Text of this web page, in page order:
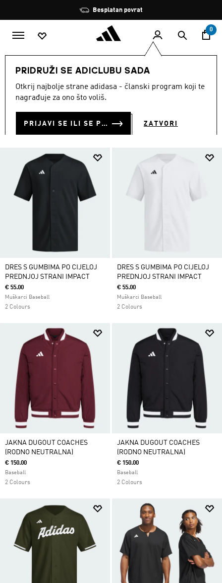
Zaustavi
rotaciju
Besplatan povrat
0
PRIDRUŽI SE ADICLUBU SADA
Otkrij najbolje strane adidasa - članski program koji te
nagrađuje za ono što voliš.
PRIJAVI SE ILI SE PRIDRUŽI SADA ZATVORI
SPORTOVI Ostali sportovi Softball
ODJEĆA
DRES S GUMBIMA PO CIJELOJ
PREDNJOJ STRANI IMPACT
€ 55.00
Muškarci Baseball
2 Colours
DRES S GUMBIMA PO CIJELOJ
PREDNJOJ STRANI IMPACT
€ 55.00
Muškarci Baseball
2 Colours
JAKNA DUGOUT COACHES
(RODNO NEUTRALNA)
€ 150.00
Baseball
2 Colours
JAKNA DUGOUT COACHES
(RODNO NEUTRALNA)
€ 150.00
Baseball
2 Colours